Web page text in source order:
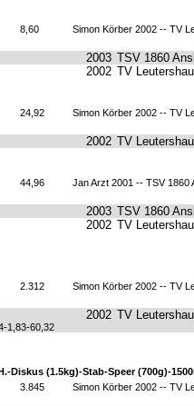
8,60 Simon Körber 2002 -- TV
2003 TSV 1860
2002 TV
24,92 Simon Körber 2002 -- TV
2002 TV
44,96 Jan Arzt 2001 -- TSV 1860
2003 TSV 1860
2002 TV
2.312 Simon Körber 2002 -- TV
2002 TV
1,83-60,32
Diskus (1.5kg)-Stab-Speer (700g)-
3.845 Simon Körber 2002 -- TV